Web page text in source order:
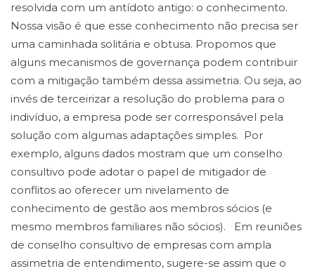
resolvida com um antídoto antigo: o conhecimento.
Nossa visão é que esse conhecimento não precisa ser
uma caminhada solitária e obtusa. Propomos que
alguns mecanismos de governança podem contribuir
com a mitigação também dessa assimetria. Ou seja, ao
invés de terceirizar a resolução do problema para o
indivíduo, a empresa pode ser corresponsável pela
solução com algumas adaptações simples. Por
exemplo, alguns dados mostram que um conselho
consultivo pode adotar o papel de mitigador de
conflitos ao oferecer um nivelamento de
conhecimento de gestão aos membros sócios (e
mesmo membros familiares não sócios). Em reuniões
de conselho consultivo de empresas com ampla
assimetria de entendimento, sugere-se assim que o